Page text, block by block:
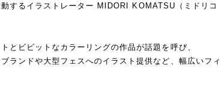
するイラストレーター MIDORI KOMATSU（ミドリコ
とビビットなカラーリングの作品が話題を呼び、
ランドや大型フェスへのイラスト提供など、幅広いフィ